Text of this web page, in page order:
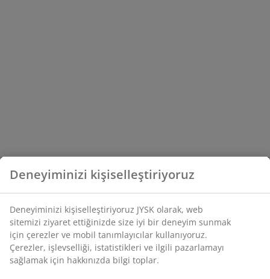
Deneyiminizi kişiselleştiriyoruz
Deneyiminizi kişiselleştiriyoruz JYSK olarak, web
sitemizi ziyaret ettiğinizde size iyi bir deneyim sunmak
için çerezler ve mobil tanımlayıcılar kullanıyoruz.
Çerezler, işlevselliği, istatistikleri ve ilgili pazarlamayı
sağlamak için hakkınızda bilgi toplar.